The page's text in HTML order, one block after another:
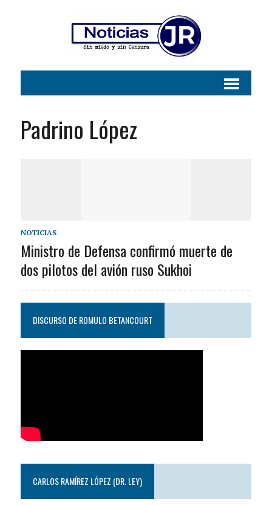
Padrino López
NOTICIAS
Ministro de Defensa confirmó muerte de
dos pilotos del avión ruso Sukhoi
DISCURSO DE ROMULO BETANCOURT
CARLOS RAMÍREZ LÓPEZ (DR. LEY)